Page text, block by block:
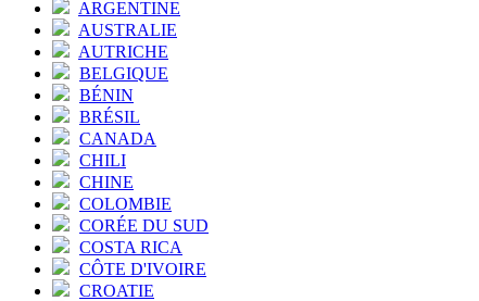
ARGENTINE
AUSTRALIE
AUTRICHE
BELGIQUE
BÉNIN
BRÉSIL
CANADA
CHILI
CHINE
COLOMBIE
CORÉE DU SUD
COSTA RICA
CÔTE D'IVOIRE
CROATIE